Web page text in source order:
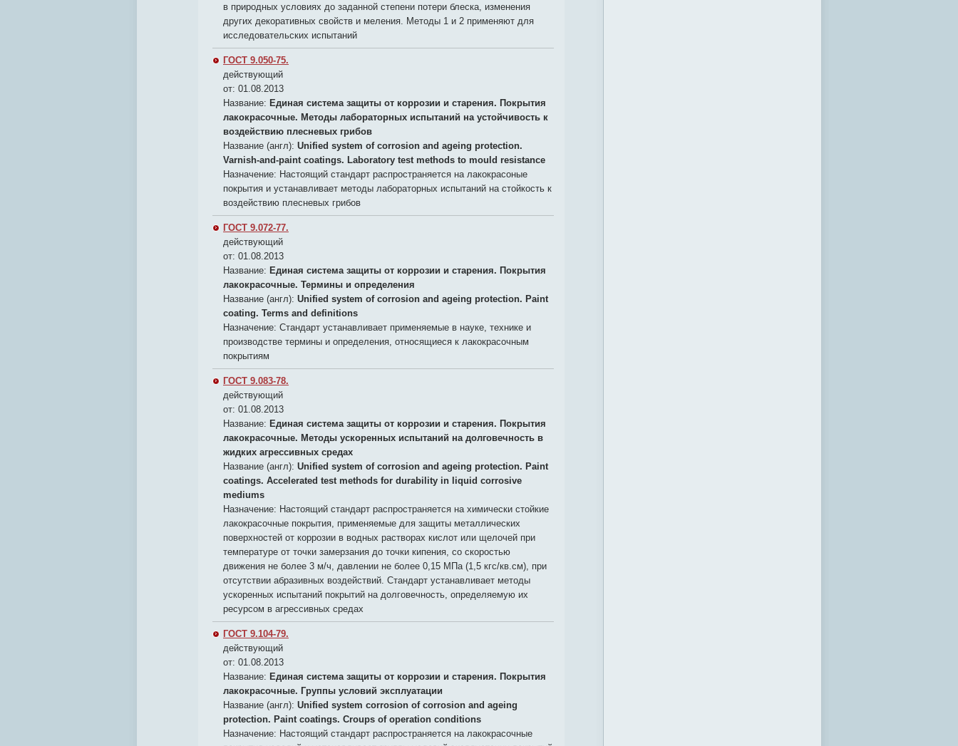
в природных условиях до заданной степени потери блеска, изменения
других декоративных свойств и меления. Методы 1 и 2 применяют для
исследовательских испытаний
ГОСТ 9.050-75.
действующий
от: 01.08.2013
Название: Единая система защиты от коррозии и старения. Покрытия
лакокрасочные. Методы лабораторных испытаний на устойчивость к
воздействию плесневых грибов
Название (англ): Unified system of corrosion and ageing protection.
Varnish-and-paint coatings. Laboratory test methods to mould resistance
Назначение: Настоящий стандарт распространяется на лакокрасоные
покрытия и устанавливает методы лабораторных испытаний на стойкость к
воздействию плесневых грибов
ГОСТ 9.072-77.
действующий
от: 01.08.2013
Название: Единая система защиты от коррозии и старения. Покрытия
лакокрасочные. Термины и определения
Название (англ): Unified system of corrosion and ageing protection. Paint
coating. Terms and definitions
Назначение: Стандарт устанавливает применяемые в науке, технике и
производстве термины и определения, относящиеся к лакокрасочным
покрытиям
ГОСТ 9.083-78.
действующий
от: 01.08.2013
Название: Единая система защиты от коррозии и старения. Покрытия
лакокрасочные. Методы ускоренных испытаний на долговечность в
жидких агрессивных средах
Название (англ): Unified system of corrosion and ageing protection. Paint
coatings. Accelerated test methods for durability in liquid corrosive
mediums
Назначение: Настоящий стандарт распространяется на химически стойкие
лакокрасочные покрытия, применяемые для защиты металлических
поверхностей от коррозии в водных растворах кислот или щелочей при
температуре от точки замерзания до точки кипения, со скоростью
движения не более 3 м/ч, давлении не более 0,15 МПа (1,5 кгс/кв.см), при
отсутствии абразивных воздействий. Стандарт устанавливает методы
ускоренных испытаний покрытий на долговечность, определяемую их
ресурсом в агрессивных средах
ГОСТ 9.104-79.
действующий
от: 01.08.2013
Название: Единая система защиты от коррозии и старения. Покрытия
лакокрасочные. Группы условий эксплуатации
Название (англ): Unified system corrosion of corrosion and ageing
protection. Paint coatings. Croups of operation conditions
Назначение: Настоящий стандарт распространяется на лакокрасочные